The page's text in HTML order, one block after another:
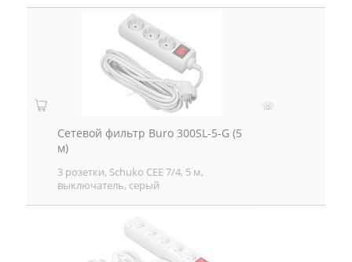
Сетевой фильтр Buro 300SL-5-G (5
м)
3 розетки, Schuko CEE 7/4, 5 м,
выключатель, серый
☏